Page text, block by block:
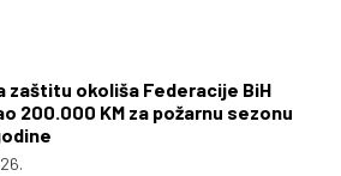
zaštitu okoliša Federacije BiH
200.000 KM za požarnu sezonu